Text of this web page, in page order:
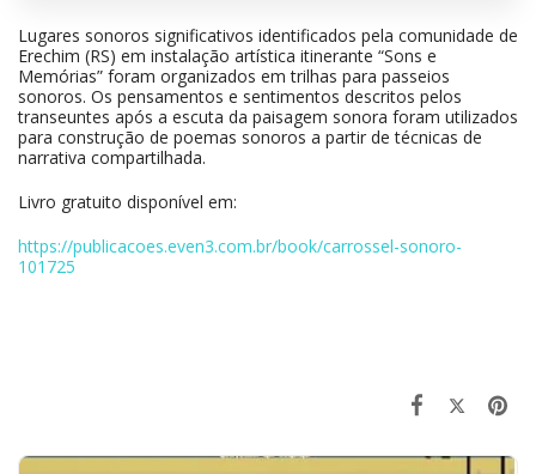
Lugares sonoros significativos identificados pela comunidade de
Erechim (RS) em instalação artística itinerante “Sons e
Memórias” foram organizados em trilhas para passeios
sonoros. Os pensamentos e sentimentos descritos pelos
transeuntes após a escuta da paisagem sonora foram utilizados
para construção de poemas sonoros a partir de técnicas de
narrativa compartilhada.
Livro gratuito disponível em:
https://publicacoes.even3.com.br/book/carrossel-sonoro-
101725